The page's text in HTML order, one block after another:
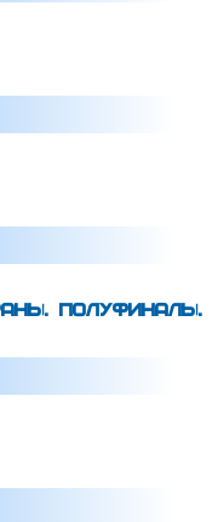
ПОЛУФИНАЛЫ.